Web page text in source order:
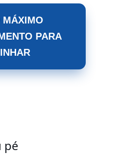
MÁXIMO
PARA
pé